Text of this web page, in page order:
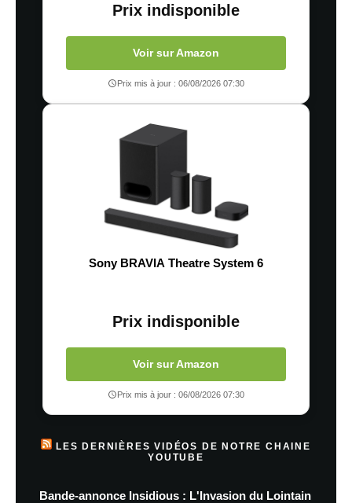
Prix indisponible
Voir sur Amazon
Prix mis à jour : 06/08/2026 07:30
Sony BRAVIA Theatre System 6
Prix indisponible
Voir sur Amazon
Prix mis à jour : 06/08/2026 07:30
LES DERNIÈRES VIDÉOS DE NOTRE CHAINE
YOUTUBE
Bande-annonce Insidious : L'Invasion du Lointain